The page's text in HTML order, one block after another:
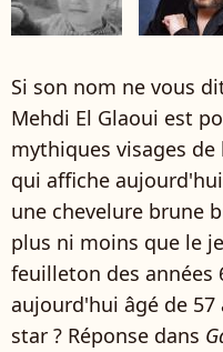
Si son nom ne vous
Mehdi El Glaoui est
mythiques visages
qui affiche
une chevelure brune
plus ni moins que le
feuilleton des années
aujourd'hui âgé de
star ? Réponse dans